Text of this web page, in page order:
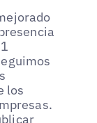
los